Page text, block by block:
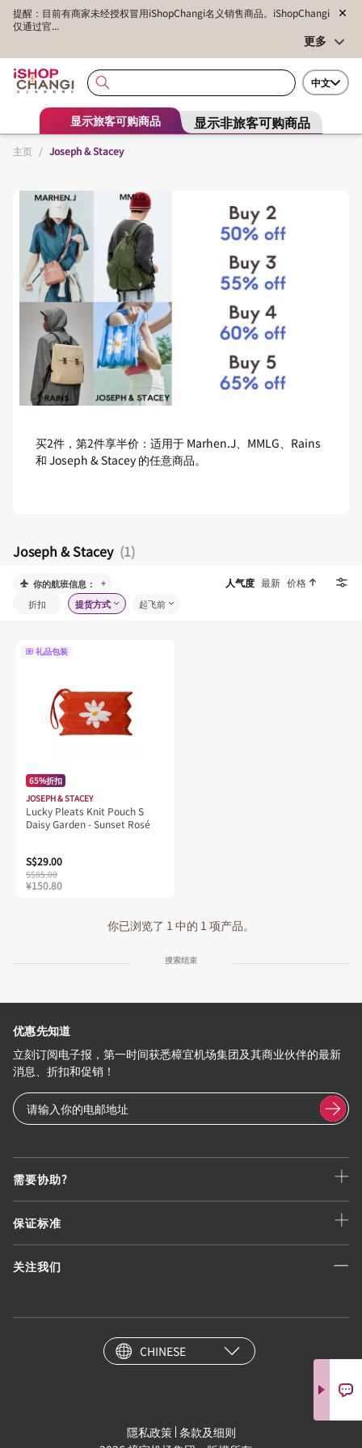
提醒：目前有商家未经授权冒用iShopChangi名义销售商品。iShopChangi
仅通过官...
更多
中文
显示旅客可购商品 显示非旅客可购商品
主页 / Joseph & Stacey
买2件，第2件享半价：适用于 Marhen.J、MMLG、Rains
和 Joseph & Stacey 的任意商品。
Joseph & Stacey (1)
你的航班信息： 人气度 最新 价格
折扣 提货方式 起飞前
礼品包装
65%折扣
JOSEPH & STACEY
Lucky Pleats Knit Pouch S
Daisy Garden - Sunset Rosé
S$29.00
S$85.00
¥150.80
你已浏览了 1 中的 1 项产品。
搜索结束
需要协助?
保证标准
关注我们
优惠先知道
立刻订阅电子报，第一时间获悉樟宜机场集团及其商业伙伴的最新
消息、折扣和促销！
CHINESE
隱私政策 条款及细则